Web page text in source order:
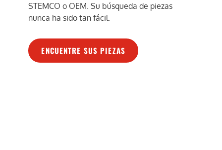
STEMCO o OEM. Su búsqueda de piezas
nunca ha sido tan fácil.
ENCUENTRE SUS PIEZAS